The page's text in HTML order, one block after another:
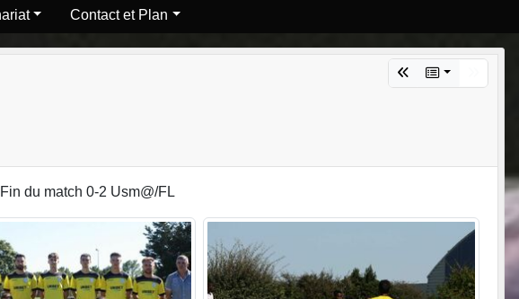
Contact et Plan
du match 0-2 Usm@/FL